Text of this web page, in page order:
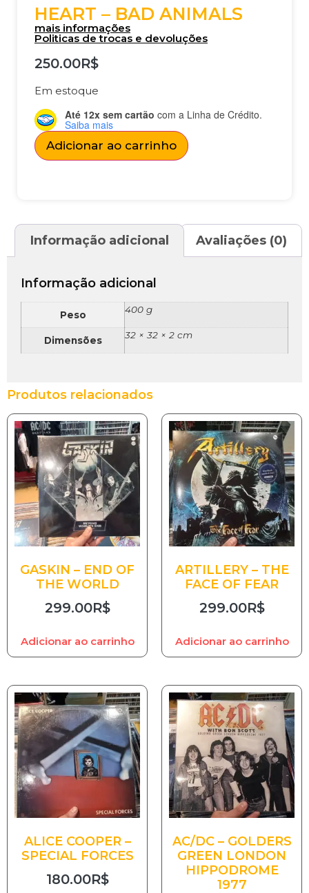
HEART – BAD ANIMALS
mais informações
Politicas de trocas e devoluções
250.00R$
Em estoque
Até 12x sem cartão com a Linha de Crédito.
Saiba mais
Adicionar ao carrinho
Informação adicional Avaliações (0)
Informação adicional
Peso 400 g
Dimensões 32 × 32 × 2 cm
Produtos relacionados
GASKIN – END OF
THE WORLD
299.00R$
Adicionar ao carrinho
ARTILLERY – THE
FACE OF FEAR
299.00R$
Adicionar ao carrinho
ALICE COOPER –
SPECIAL FORCES
180.00R$
AC/DC – GOLDERS
GREEN LONDON
HIPPODROME
1977